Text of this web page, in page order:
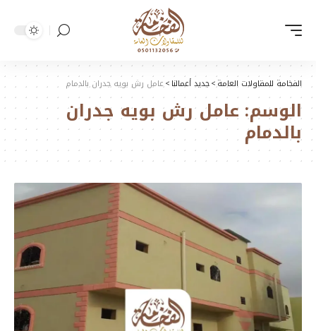
الفخامة للمقاولات العامة>جديد أعمالنا>عامل رش بويه جدران بالدمام
الوسم: عامل رش بويه جدران
بالدمام